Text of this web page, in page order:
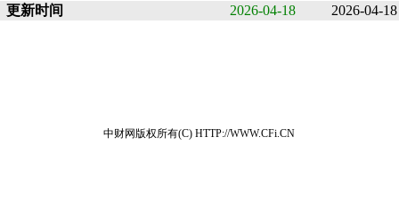
更新时间
2026-04-18 2026-04-18
中财网版权所有(C) HTTP://WWW.CFi.CN